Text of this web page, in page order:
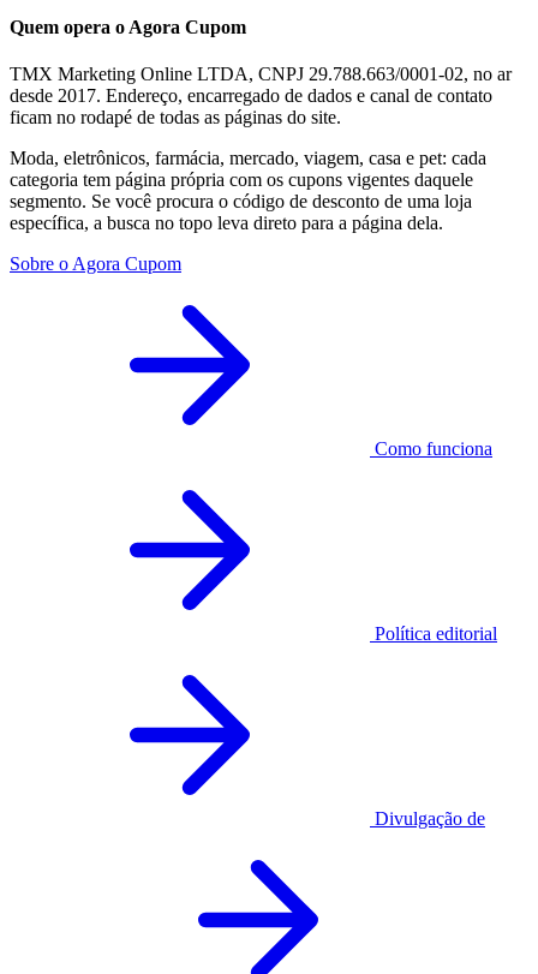
Quem opera o Agora Cupom
TMX Marketing Online LTDA, CNPJ 29.788.663/0001-02, no ar
desde 2017. Endereço, encarregado de dados e canal de contato
ficam no rodapé de todas as páginas do site.
Moda, eletrônicos, farmácia, mercado, viagem, casa e pet: cada
categoria tem página própria com os cupons vigentes daquele
segmento. Se você procura o código de desconto de uma loja
específica, a busca no topo leva direto para a página dela.
Sobre o Agora Cupom
Como funciona
Política editorial
Divulgação de